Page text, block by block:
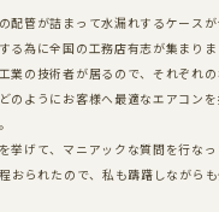
配管が詰まって水漏れするケース
る為に全国の工務店有志が集まりま
業の技術者が居るので、それぞれ
のようにお客様へ最適なエアコン
挙げて、マニアックな質問を行な
おられたので、私も躊躇しながら